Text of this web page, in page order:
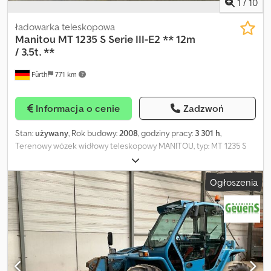
Fürth 771 km
ładowarka teleskopowa
Manitou MT 1235 S Serie III-E2 ** 12m
/ 3.5t. **
Informacja o cenie Zadzwoń
Stan:używany, Rok budowy:2008, godziny pracy: 3 301 h,
Terenowy wózek widłowy teleskopowy MANITOU, typ: MT 1235 S
Serie III-E2 - 4x4x4, pierwsze użycie: 2009, UDŹWIG: 3.500 kg,
WYSOKOŚĆ PODNOSZENIA: 12,00 m, DŁUGIE WIDŁY (długość
wideł: 1.200 mm / szerokość uchwytu: 1.100 mm) – KRATA
OCHRONNA ŁADUNKU, SZYBKOZMIENNY UCHWYT, DODATKOWA
HYDRAULIKA, 4-cylindrowy silnik wysokoprężny PERKINS (typ:
2160/2200 - 83,64 KM / 61,50 kW przy 2.200 obr/min), NAPĘD NA
WSZYSTKIE KOŁA I SKRĘTNE WSZYSTKIE OSIE (4x4x4) – TRYB
KRAB (jazda ukośna), dwa hydrauliczne podpory, OSTRZEŻENIE
PRZECIĄŻENIA, obszerna kabina operatora (szyby z barwionego
Ogłoszenia